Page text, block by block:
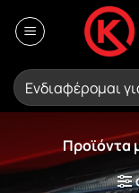
στο
Αναζήτηση
για:
Προϊόντα